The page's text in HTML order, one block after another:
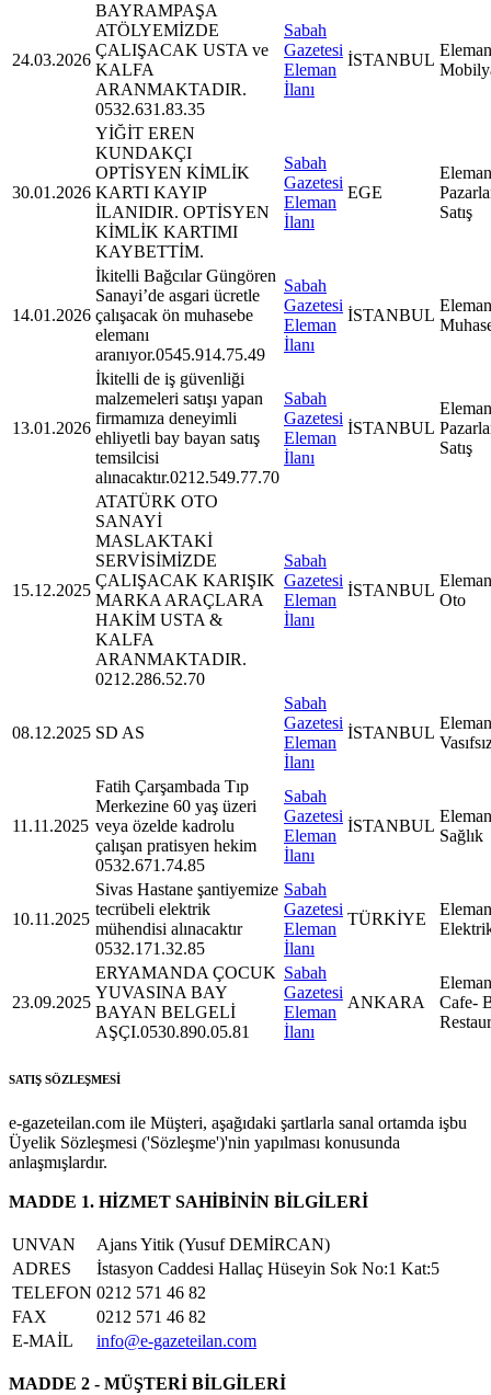
24.03.2026
BAYRAMPAŞA
ATÖLYEMİZDE
ÇALIŞACAK USTA ve
KALFA
ARANMAKTADIR.
0532.631.83.35
Sabah
Gazetesi
Eleman
İlanı
İSTANBUL
30.01.2026
YİĞİT EREN
KUNDAKÇI
OPTİSYEN KİMLİK
KARTI KAYIP
İLANIDIR. OPTİSYEN
KİMLİK KARTIMI
KAYBETTİM.
Sabah
Gazetesi
Eleman
İlanı
EGE
Satış
14.01.2026
İkitelli Bağcılar Güngören
Sanayi’de asgari ücretle
çalışacak ön muhasebe
elemanı
aranıyor.0545.914.75.49
Sabah
Gazetesi
Eleman
İlanı
İSTANBUL
13.01.2026
İkitelli de iş güvenliği
malzemeleri satışı yapan
firmamıza deneyimli
ehliyetli bay bayan satış
temsilcisi
alınacaktır.0212.549.77.70
Sabah
Gazetesi
Eleman
İlanı
İSTANBUL
Satış
15.12.2025
ATATÜRK OTO
SANAYİ
MASLAKTAKİ
SERVİSİMİZDE
ÇALIŞACAK KARIŞIK
MARKA ARAÇLARA
HAKİM USTA &
KALFA
ARANMAKTADIR.
0212.286.52.70
Sabah
Gazetesi
Eleman
İlanı
İSTANBUL
Oto
08.12.2025 SD AS
Sabah
Gazetesi
Eleman
İlanı
İSTANBUL
11.11.2025
Fatih Çarşambada Tıp
Merkezine 60 yaş üzeri
veya özelde kadrolu
çalışan pratisyen hekim
0532.671.74.85
Sabah
Gazetesi
Eleman
İlanı
İSTANBUL
Sağlık
10.11.2025
Sivas Hastane şantiyemize
tecrübeli elektrik
mühendisi alınacaktır
0532.171.32.85
Sabah
Gazetesi
Eleman
İlanı
TÜRKİYE
23.09.2025
ERYAMANDA ÇOCUK
YUVASINA BAY
BAYAN BELGELİ
AŞÇI.0530.890.05.81
Sabah
Gazetesi
Eleman
İlanı
ANKARA
Cafe-
SATIŞ SÖZLEŞMESİ
e-gazeteilan.com ile Müşteri, aşağıdaki şartlarla sanal ortamda işbu
Üyelik Sözleşmesi ('Sözleşme')'nin yapılması konusunda
anlaşmışlardır.
MADDE 1. HİZMET SAHİBİNİN BİLGİLERİ
UNVAN
Ajans Yitik (Yusuf DEMİRCAN)
ADRES
İstasyon Caddesi Hallaç Hüseyin Sok No:1 Kat:5
TELEFON 0212 571 46 82
FAX
0212 571 46 82
E-MAİL
info@e-gazeteilan.com
MADDE 2 - MÜŞTERİ BİLGİLERİ